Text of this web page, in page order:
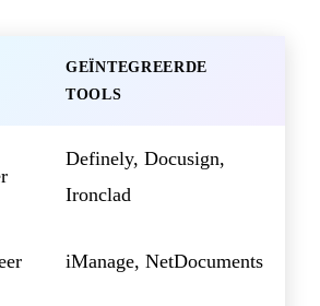
GEÏNTEGREERDE
TOOLS
Definely, Docusign,
Ironclad
iManage, NetDocuments